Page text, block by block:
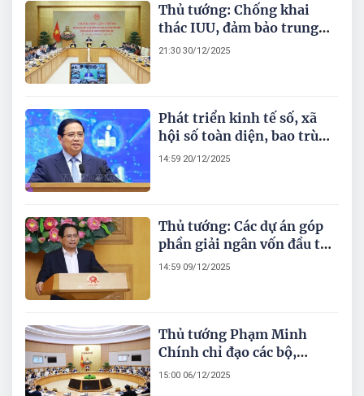
Thủ tướng: Chống khai
thác IUU, đảm bảo trung
thực, khách quan, không
21:30 30/12/2025
Phát triển kinh tế số, xã
hội số toàn diện, bao trùm;
đạt mục tiêu tăng trưởng
14:59 20/12/2025
Thủ tướng: Các dự án góp
phần giải ngân vốn đầu tư
công, tạo công ăn việc làm
14:59 09/12/2025
Thủ tướng Phạm Minh
Chính chỉ đạo các bộ,
ngành, địa phương tập
15:00 06/12/2025